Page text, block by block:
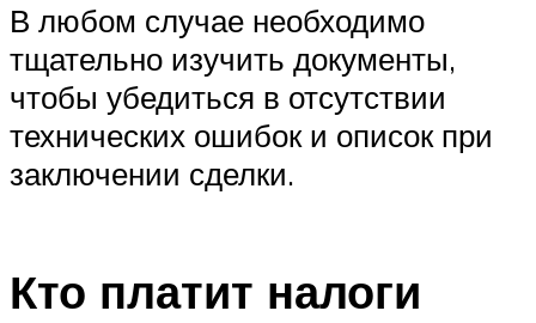
В любом случае необходимо
тщательно изучить документы,
чтобы убедиться в отсутствии
технических ошибок и описок при
заключении сделки.
Кто платит налоги